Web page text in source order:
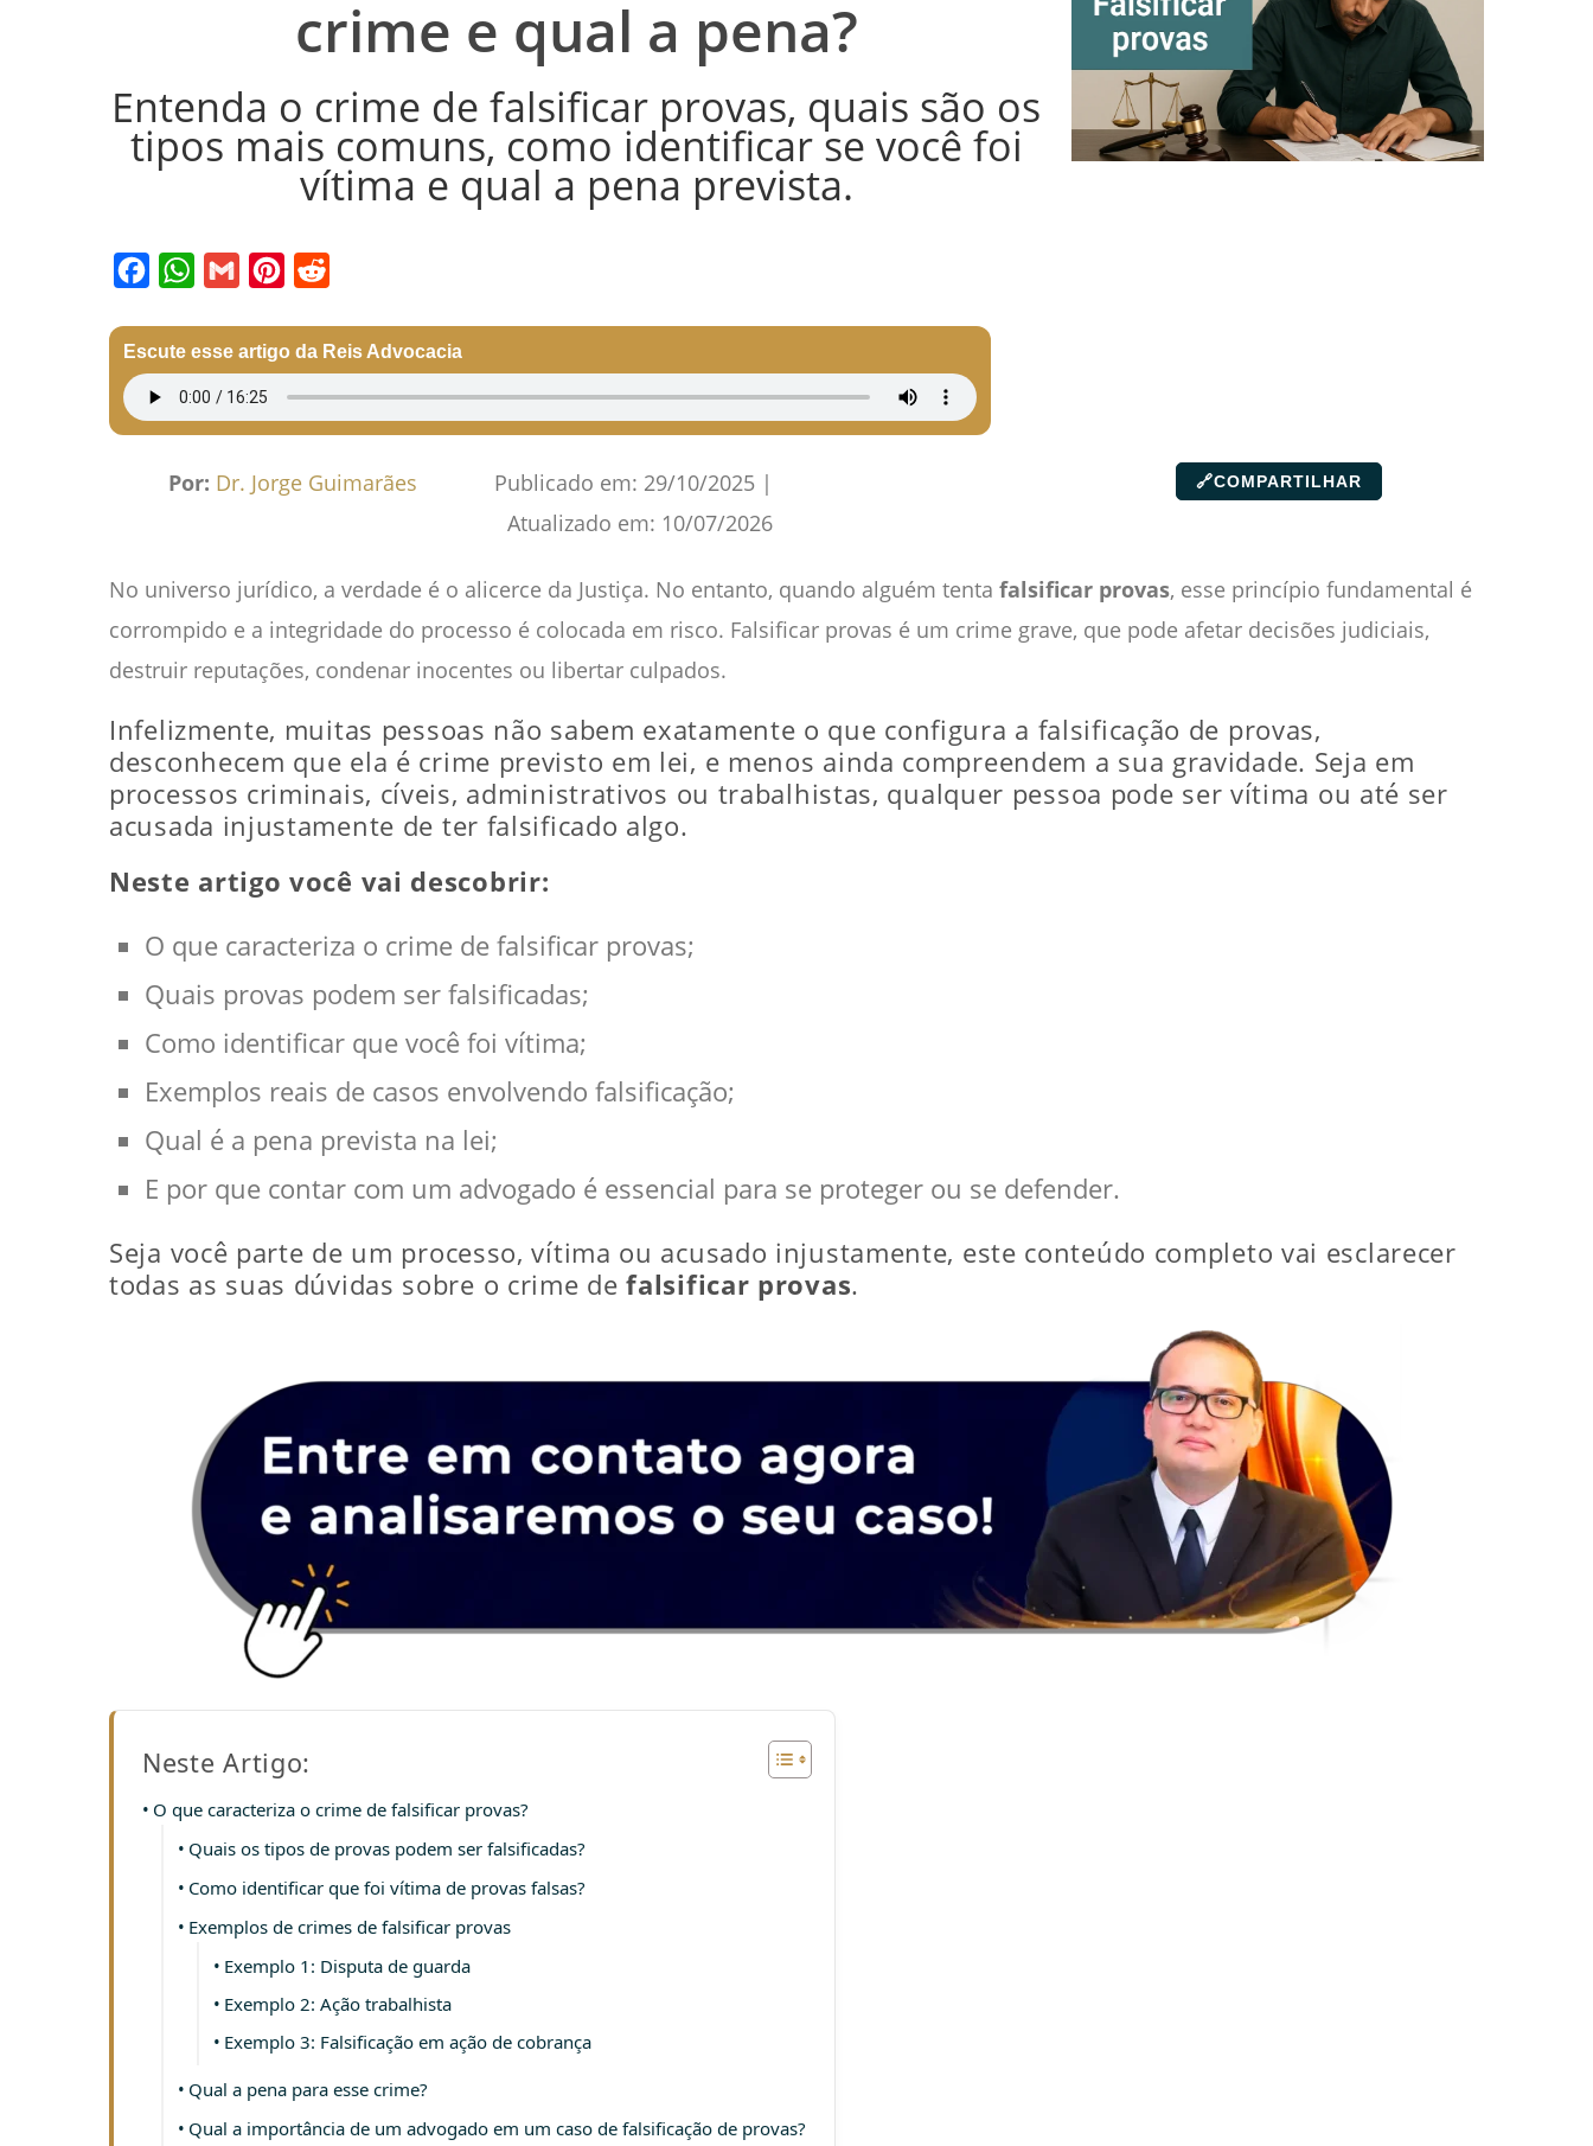
crime e qual a pena?
Entenda o crime de falsificar provas, quais são os
tipos mais comuns, como identificar se você foi
vítima e qual a pena prevista.
Escute esse artigo da Reis Advocacia
Por: Dr. Jorge Guimarães Publicado em: 29/10/2025 |
Atualizado em: 10/07/2026
🔗COMPARTILHAR
No universo jurídico, a verdade é o alicerce da Justiça. No entanto, quando alguém tenta falsificar provas, esse princípio fundamental é
corrompido e a integridade do processo é colocada em risco. Falsificar provas é um crime grave, que pode afetar decisões judiciais,
destruir reputações, condenar inocentes ou libertar culpados.
Infelizmente, muitas pessoas não sabem exatamente o que configura a falsificação de provas,
desconhecem que ela é crime previsto em lei, e menos ainda compreendem a sua gravidade. Seja em
processos criminais, cíveis, administrativos ou trabalhistas, qualquer pessoa pode ser vítima ou até ser
acusada injustamente de ter falsificado algo.
Neste artigo você vai descobrir:
O que caracteriza o crime de falsificar provas;
Quais provas podem ser falsificadas;
Como identificar que você foi vítima;
Exemplos reais de casos envolvendo falsificação;
Qual é a pena prevista na lei;
E por que contar com um advogado é essencial para se proteger ou se defender.
Seja você parte de um processo, vítima ou acusado injustamente, este conteúdo completo vai esclarecer
todas as suas dúvidas sobre o crime defalsificar provas.
Neste Artigo:
O que caracteriza o crime de falsificar provas?
Quais os tipos de provas podem ser falsificadas?
Como identificar que foi vítima de provas falsas?
Exemplos de crimes de falsificar provas
Exemplo 1: Disputa de guarda
Exemplo 2: Ação trabalhista
Exemplo 3: Falsificação em ação de cobrança
Qual a pena para esse crime?
Qual a importância de um advogado em um caso de falsificação de provas?